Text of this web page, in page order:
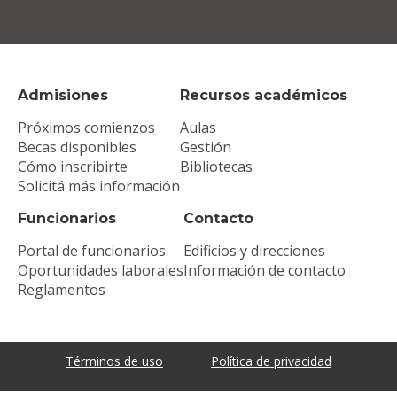
Admisiones
Próximos comienzos
Becas disponibles
Cómo inscribirte
Solicitá más información
Recursos académicos
Aulas
Gestión
Bibliotecas
Funcionarios
Portal de funcionarios
Oportunidades laborales
Reglamentos
Contacto
Edificios y direcciones
Información de contacto
Términos de uso Política de privacidad